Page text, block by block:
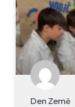
Den Země